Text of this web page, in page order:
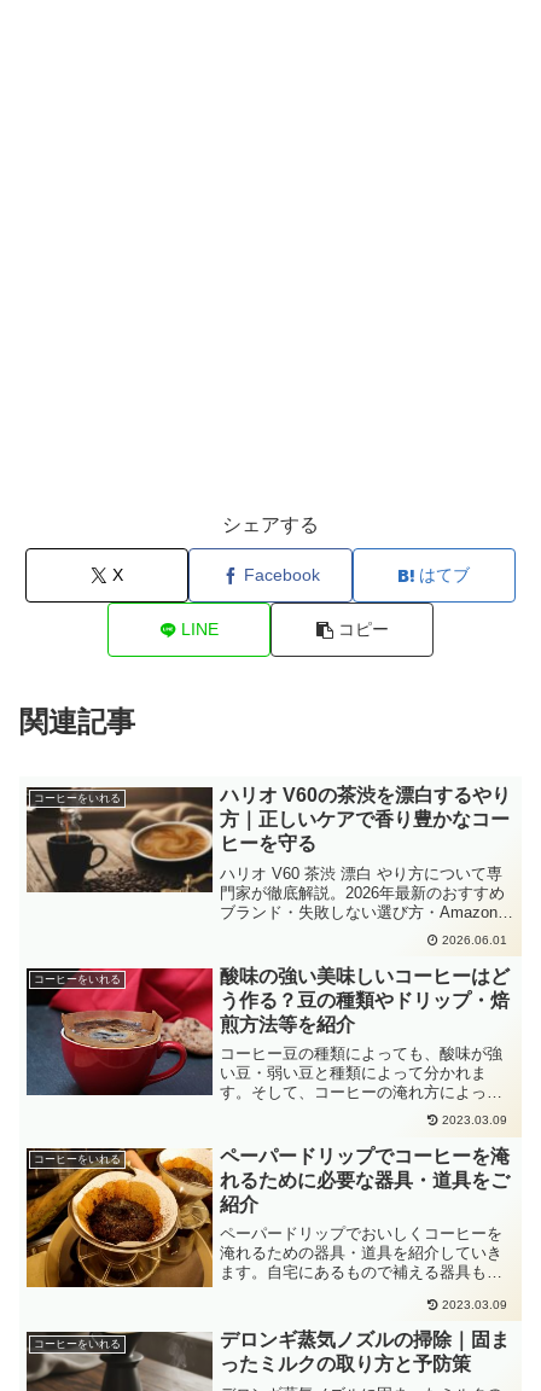
シェアする
X Facebook はてブ
LINE コピー
関連記事
コーヒーをいれる
ハリオ V60の茶渋を漂白するやり
方｜正しいケアで香り豊かなコー
ヒーを守る
ハリオ V60 茶渋 漂白 やり方について専
門家が徹底解説。2026年最新のおすすめ
ブランド・失敗しない選び方・Amazon楽
天の人気商品をまとめました。 2026.06.01
コーヒーをいれる
酸味の強い美味しいコーヒーはど
う作る？豆の種類やドリップ・焙
煎方法等を紹介
コーヒー豆の種類によっても、酸味が強
い豆・弱い豆と種類によって分かれま
す。そして、コーヒーの淹れ方によって
も酸味の強弱を変えられる方法もあるの
で、この1ページであらゆる『酸味の強い
コーヒーの作り方』を解説していきま
す！
2023.03.09
コーヒーをいれる
ペーパードリップでコーヒーを淹
れるために必要な器具・道具をご
紹介
ペーパードリップでおいしくコーヒーを
淹れるための器具・道具を紹介していき
ます。自宅にあるもので補える器具もあ
具もあります。『どんな器具が揃ってい
ればペーパードリップでコーヒーが淹れ
られる？』と疑問に思った方のために、
必要な器具を紹介してきますので参考に
2023.03.09
コーヒーをいれる
デロンギ蒸気ノズルの掃除｜固ま
ったミルクの取り方と予防策